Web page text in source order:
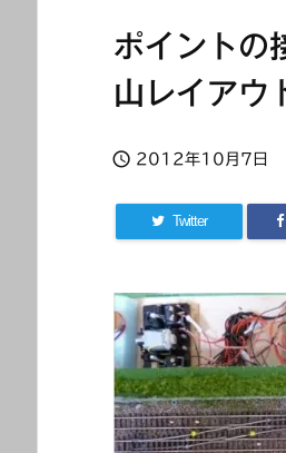
ポイントの
山レイアウ
 2012年10月7日
Twitter